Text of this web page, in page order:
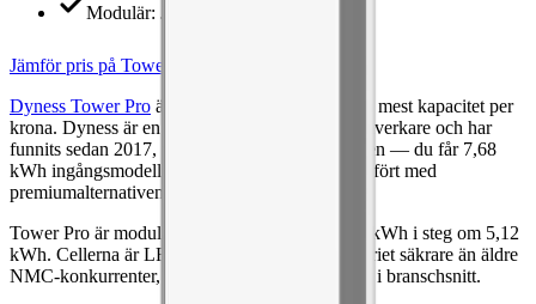
Modulär: Ja
Jämför pris på Tower Pro
Dyness Tower Pro är vårt val för dig som vill ha mest kapacitet per
krona. Dyness är en av världens största batteritillverkare och har
funnits sedan 2017, vilket märks på prissättningen — du får 7,68
kWh ingångsmodell för ungefär halva priset jämfört med
premiumalternativen.
Tower Pro är modulär och kan byggas ut till 23 kWh i steg om 5,12
kWh. Cellerna är LFP-baserade, vilket gör batteriet säkrare än äldre
NMC-konkurrenter, och garantin på 10 år ligger i branschsnitt.